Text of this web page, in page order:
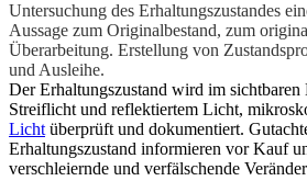
Untersuchung des Erhaltungszustandes
Aussage zum Originalbestand, zum
Überarbeitung. Erstellung von
und Ausleihe.
Der Erhaltungszustand wird im
Streiflicht und reflektiertem Licht,
Licht überprüft und dokumentiert.
Erhaltungszustand informieren vor Kauf
verschleiernde und verfälschende